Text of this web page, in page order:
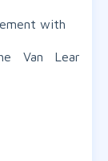
with
Van Lear